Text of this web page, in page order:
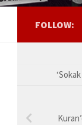
FOLLOW: